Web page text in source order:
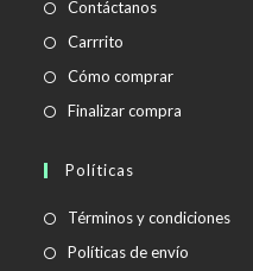
Contáctanos
Carrrito
Cómo comprar
Finalizar compra
Políticas
Términos y condicionesSe
Políticas de envío